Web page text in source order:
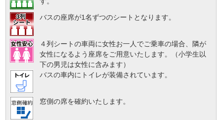
バスの座席が1名ずつのシートとなります。
４列シートの車両に女性お一人でご乗車の場合、隣が
女性になるよう座席をご用意いたします。（小学生以
下の男児は女性に含みます）
バスの車内にトイレが装備されています。
窓側の席を確約いたします。